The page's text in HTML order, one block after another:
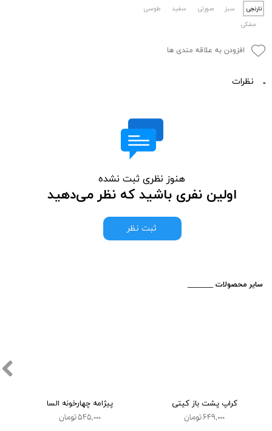
نارنجی سبز صورتی سفید
طوسی
مشکی
افزودن به علاقه مندی ها
نظرات
هنوز نظری ثبت نشده
اولین نفری باشید که نظر می‌دهید
ثبت نظر
پیژامه چهارخونه السا
۵۴۵,۰۰۰ تومان
کراپ پشت باز کیتی
۶۴۹,۰۰۰ تومان
​_______ سایر محصولات